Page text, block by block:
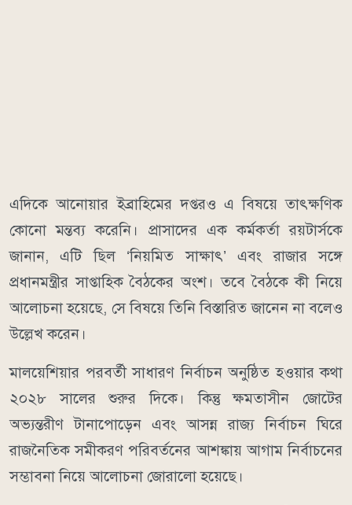
এদিকে আনোয়ার ইব্রাহিমের দপ্তরও এ বিষয়ে তাৎক্ষণিক
কোনো মন্তব্য করেনি। প্রাসাদের এক কর্মকর্তা রয়টার্সকে
জানান, এটি ছিল ‘নিয়মিত সাক্ষাৎ’ এবং রাজার সঙ্গে
প্রধানমন্ত্রীর সাপ্তাহিক বৈঠকের অংশ। তবে বৈঠকে কী নিয়ে
আলোচনা হয়েছে, সে বিষয়ে তিনি বিস্তারিত জানেন না বলেও
উল্লেখ করেন।
মালয়েশিয়ার পরবর্তী সাধারণ নির্বাচন অনুষ্ঠিত হওয়ার কথা
২০২৮ সালের শুরুর দিকে। কিন্তু ক্ষমতাসীন জোটের
অভ্যন্তরীণ টানাপোড়েন এবং আসন্ন রাজ্য নির্বাচন ঘিরে
রাজনৈতিক সমীকরণ পরিবর্তনের আশঙ্কায় আগাম নির্বাচনের
সম্ভাবনা নিয়ে আলোচনা জোরালো হয়েছে।